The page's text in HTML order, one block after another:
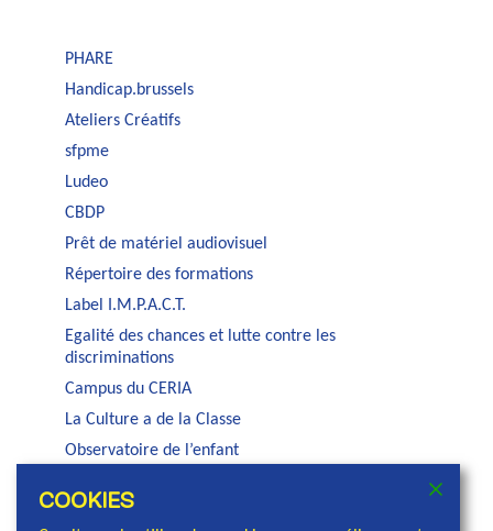
PHARE
Handicap.brussels
Ateliers Créatifs
sfpme
Ludeo
CBDP
Prêt de matériel audiovisuel
Répertoire des formations
Label I.M.P.A.C.T.
Egalité des chances et lutte contre les
discriminations
Campus du CERIA
La Culture a de la Classe
Observatoire de l’enfant
Service PSE de la COCOF
COOKIES